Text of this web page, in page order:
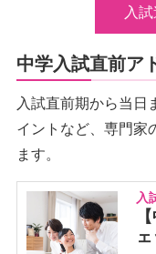
入
中学入試直前ア
入試直前期から当日
イントなど、専門家
ます。
入